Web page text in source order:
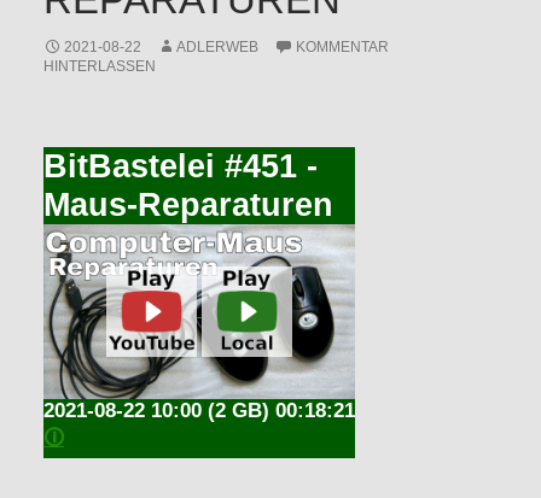
2021-08-22 ADLERWEB
KOMMENTAR
HINTERLASSEN
BitBastelei #451 -
Maus-Reparaturen
(2 GB) 00:18:21
2021-08-22 10:00
🛈